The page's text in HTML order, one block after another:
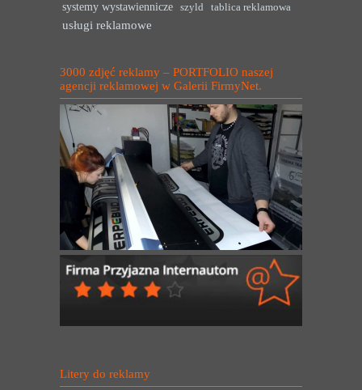
systemy wystawiennicze szyld tablica reklamowa
usługi reklamowe
3000 zdjęć reklamy – PORTFOLIO naszej
agencji reklamowej w Galerii FirmyNet.
Litery do reklamy